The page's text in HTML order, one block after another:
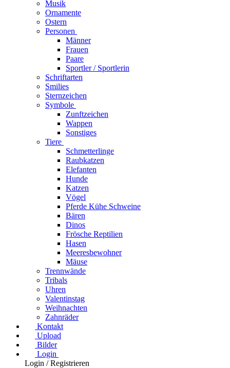
Musik
Ornamente
Ostern
Personen
Männer
Frauen
Paare
Sportler / Sportlerin
Schriftarten
Smilies
Sternzeichen
Symbole
Zunftzeichen
Wappen
Sonstiges
Tiere
Schmetterlinge
Raubkatzen
Elefanten
Hunde
Katzen
Vögel
Pferde Kühe Schweine
Bären
Dinos
Frösche Reptilien
Hasen
Meeresbewohner
Mäuse
Trennwände
Tribals
Uhren
Valentinstag
Weihnachten
Zahnräder
Kontakt
Upload
Bilder
Login
Login / Registrieren